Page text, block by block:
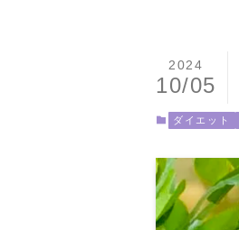
2024
10/05
ダイエット